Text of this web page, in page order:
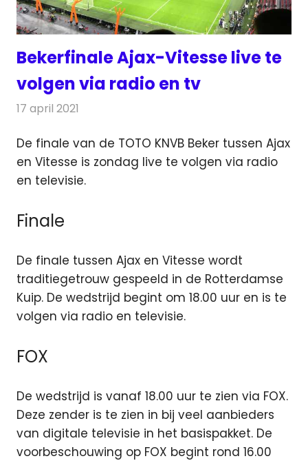
Bekerfinale Ajax-Vitesse live te
volgen via radio en tv
17 april 2021
De finale van de TOTO KNVB Beker tussen Ajax
en Vitesse is zondag live te volgen via radio
en televisie.
Finale
De finale tussen Ajax en Vitesse wordt
traditiegetrouw gespeeld in de Rotterdamse
Kuip. De wedstrijd begint om 18.00 uur en is te
volgen via radio en televisie.
FOX
De wedstrijd is vanaf 18.00 uur te zien via FOX.
Deze zender is te zien in bij veel aanbieders
van digitale televisie in het basispakket. De
voorbeschouwing op FOX begint rond 16.00